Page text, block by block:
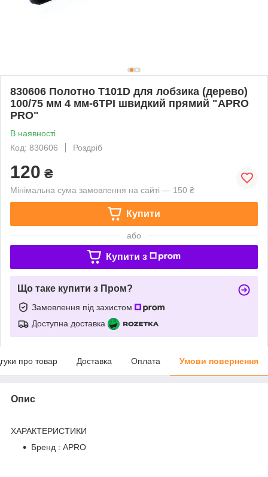
830606 Полотно T101D для лобзика (дерево)
100/75 мм 4 мм-6TPI швидкий прямий "APRO
PRO"
В наявності
Код: 830606
Роздріб
120 ₴
Мінімальна сума замовлення на сайті — 150 ₴
Купити
або
Купити з
Що таке купити з Пром?
Замовлення під захистом
Доступна доставка
про товар Доставка Оплата Умови повернення
Опис
ХАРАКТЕРИСТИКИ
Бренд : APRO